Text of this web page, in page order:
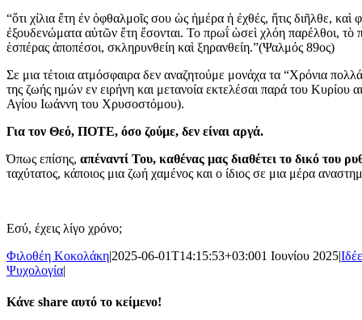
“ὅτι χίλια ἔτη ἐν ὀφθαλμοῖς σου ὡς ἡμέρα ἡ ἐχθές, ἥτις διῆλθε, καὶ
ἐξουδενώματα αὐτῶν ἔτη ἔσονται. Το πρωΐ ὡσεὶ χλόη παρέλθοι, τὸ
ἑσπέρας ἀποπέσοι, σκληρυνθείη καὶ ξηρανθείη.”(Ψαλμός 89ος)
Σε μια τέτοια ατμόσφαιρα δεν αναζητούμε μονάχα τα “Χρόνια
της ζωής ημών εν ειρήνη και μετανοία εκτελέσαι παρά του Κυρίου
Αγίου Ιωάννη του Χρυσοστόμου).
Για τον Θεό, ΠΟΤΕ, όσο ζούμε, δεν είναι αργά.
Όπως επίσης, απέναντί Του, καθένας μας διαθέτει το δικό του
ταχύτατος, κάποιος μια ζωή χαμένος και ο ίδιος σε μια μέρα
Εσύ, έχεις λίγο χρόνο;
Φιλοθέη Κοκολάκη|2025-06-01T14:15:53+03:001 Ιουνίου 2025|
Ψυχολογία|
Κάνε share αυτό το κείμενο!